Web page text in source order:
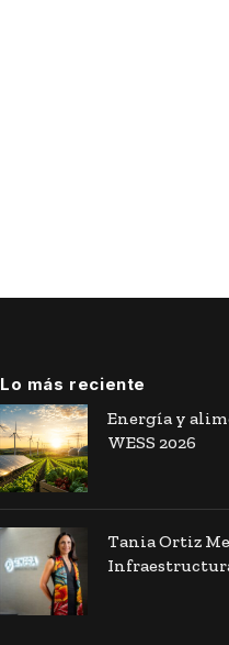
Lo más reciente
Energía y
WESS 2026
Tania Ortiz